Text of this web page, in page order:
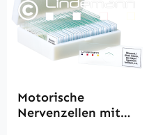
Motorische
Nervenzellen mit